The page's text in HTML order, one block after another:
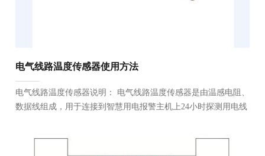
电气线路温度传感器使用方法
电气线路温度传感器说明： 电气线路温度传感器是由温感电阻、
数据线组成，用于连接到智慧用电报警主机上24小时探测用电线